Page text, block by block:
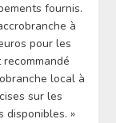
fournis.
à
pour les
local à
sur les
»